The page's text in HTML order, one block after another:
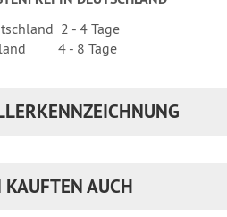
2 - 4 Tage
4 - 8 Tage
AUCH